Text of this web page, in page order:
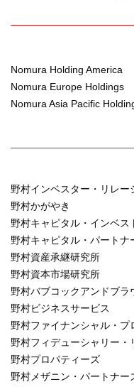
Nomura Holding America
Nomura Europe Holdings
Nomura Asia Pacific
野村インベスター・リレー
野村かがやき
野村キャピタル・インベス
野村キャピタル・パートナ
野村資産承継研究所
野村資本市場研究所
野村バブコックアンドブラ
野村ビジネスサービス
野村ファイナンシャル・プ
野村フィデューシャリー
野村プロパティーズ
野村メザニン・パートナー